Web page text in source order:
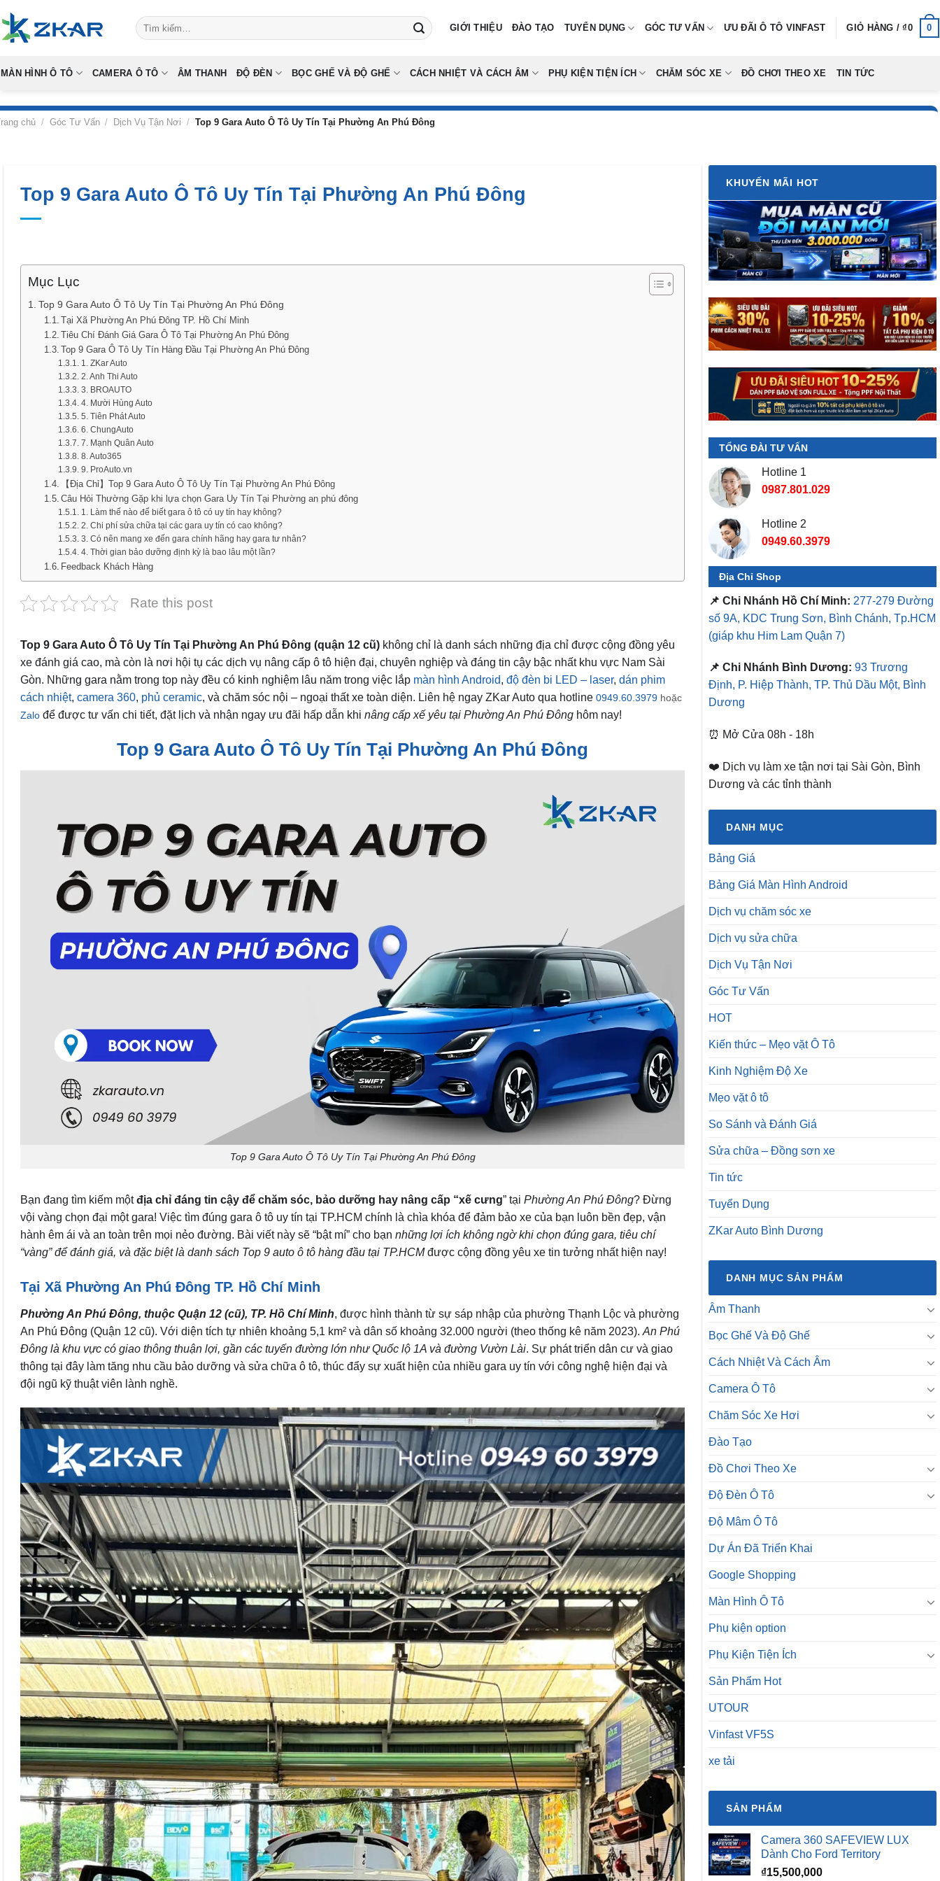
to
content
Tìm
kiếm:
GIỚI THIỆU ĐÀO TẠO TUYỂN DỤNG GÓC TƯ VẤN ƯU ĐÃI Ô TÔ VINFAST GIỎ HÀNG /₫0 0
MÀN HÌNH Ô TÔ CAMERA Ô TÔ ÂM THANH ĐỘ ĐÈN BỌC GHẾ VÀ ĐỘ GHẾ CÁCH NHIỆT VÀ CÁCH ÂM PHỤ KIỆN TIỆN ÍCH CHĂM SÓC XE ĐỒ CHƠI THEO XE TIN TỨC
chủ / Góc Tư Vấn / Dịch Vụ Tận Nơi / Top 9 Gara Auto Ô Tô Uy Tín Tại Phường An Phú Đông
Top 9 Gara Auto Ô Tô Uy Tín Tại Phường An Phú Đông
Mục Lục
Top 9 Gara Auto Ô Tô Uy Tín Tại Phường An Phú Đông
Tại Xã Phường An Phú Đông TP. Hồ Chí Minh
Tiêu Chí Đánh Giá Gara Ô Tô Tại Phường An Phú Đông
Top 9 Gara Ô Tô Uy Tín Hàng Đầu Tại Phường An Phú Đông
1. ZKar Auto
2. Anh Thi Auto
3. BROAUTO
4. Mười Hùng Auto
5. Tiên Phát Auto
6. ChungAuto
7. Mạnh Quân Auto
8. Auto365
9. ProAuto.vn
【Địa Chỉ】Top 9 Gara Auto Ô Tô Uy Tín Tại Phường An Phú Đông
Câu Hỏi Thường Gặp khi lựa chọn Gara Uy Tín Tại Phường an phú đông
1. Làm thế nào để biết gara ô tô có uy tín hay không?
2. Chi phí sửa chữa tại các gara uy tín có cao không?
3. Có nên mang xe đến gara chính hãng hay gara tư nhân?
4. Thời gian bảo dưỡng định kỳ là bao lâu một lần?
Feedback Khách Hàng
Rate this post
Top 9 Gara Auto Ô Tô Uy Tín Tại Phường An Phú Đông (quận 12 cũ) không chỉ là danh sách những địa chỉ được cộng đồng yêu
xe đánh giá cao, mà còn là nơi hội tụ các dịch vụ nâng cấp ô tô hiện đại, chuyên nghiệp và đáng tin cậy bậc nhất khu vực Nam Sài
Gòn. Những gara nằm trong top này đều có kinh nghiệm lâu năm trong việc lắp màn hình Android, độ đèn bi LED – laser, dán phim
cách nhiệt, camera 360, phủ ceramic, và chăm sóc nội – ngoại thất xe toàn diện. Liên hệ ngay ZKar Auto qua hotline 0949.60.3979 hoặc
Zalo để được tư vấn chi tiết, đặt lịch và nhận ngay ưu đãi hấp dẫn khi nâng cấp xế yêu tại Phường An Phú Đông hôm nay!
Top 9 Gara Auto Ô Tô Uy Tín Tại Phường An Phú Đông
Top 9 Gara Auto Ô Tô Uy Tín Tại Phường An Phú Đông
Bạn đang tìm kiếm mộtđịa chỉ đáng tin cậy để chăm sóc, bảo dưỡng hay nâng cấp “xế cưng” tại Phường An Phú Đông? Đừng
vội vàng chọn đại một gara! Việc tìm đúng gara ô tô uy tín tại TP.HCM chính là chìa khóa để đảm bảo xe của bạn luôn bền đẹp, vận
hành êm ái và an toàn trên mọi nẻo đường. Bài viết này sẽ “bật mí” cho bạn những lợi ích không ngờ khi chọn đúng gara, tiêu chí
“vàng” để đánh giá, và đặc biệt là danh sách Top 9 auto ô tô hàng đầu tại TP.HCMđược cộng đồng yêu xe tin tưởng nhất hiện nay!
Tại Xã Phường An Phú Đông TP. Hồ Chí Minh
Phường An Phú Đông, thuộc Quận 12 (cũ), TP. Hồ Chí Minh, được hình thành từ sự sáp nhập của phường Thạnh Lộc và phường
An Phú Đông (Quận 12 cũ). Với diện tích tự nhiên khoảng 5,1 km² và dân số khoảng 32.000 người (theo thống kê năm 2023). An Phú
Đông là khu vực có giao thông thuận lợi, gần các tuyến đường lớn như Quốc lộ 1A và đường Vườn Lài. Sự phát triển dân cư và giao
thông tại đây làm tăng nhu cầu bảo dưỡng và sửa chữa ô tô, thúc đẩy sự xuất hiện của nhiều gara uy tín với công nghệ hiện đại và
đội ngũ kỹ thuật viên lành nghề.
KHUYẾN MÃI HOT
TỔNG ĐÀI TƯ VẤN
Hotline 1
0987.801.029
Hotline 2
0949.60.3979
Địa Chỉ Shop
📌 Chi Nhánh Hồ Chí Minh: 277-279 Đường
số 9A, KDC Trung Sơn, Bình Chánh, Tp.HCM
(giáp khu Him Lam Quận 7)
📌 Chi Nhánh Bình Dương: 93 Trương
Định, P. Hiệp Thành, TP. Thủ Dầu Một, Bình
Dương
⏰ Mở Cửa 08h - 18h
❤️ Dịch vụ làm xe tận nơi tại Sài Gòn, Bình
Dương và các tỉnh thành
DANH MỤC
Bảng Giá
Bảng Giá Màn Hình Android
Dịch vụ chăm sóc xe
Dịch vụ sửa chữa
Dịch Vụ Tận Nơi
Góc Tư Vấn
HOT
Kiến thức – Mẹo vặt Ô Tô
Kinh Nghiệm Độ Xe
Mẹo vặt ô tô
So Sánh và Đánh Giá
Sửa chữa – Đồng sơn xe
Tin tức
Tuyển Dụng
ZKar Auto Bình Dương
DANH MỤC SẢN PHẨM
Âm Thanh
Bọc Ghế Và Độ Ghế
Cách Nhiệt Và Cách Âm
Camera Ô Tô
Chăm Sóc Xe Hơi
Đào Tạo
Đồ Chơi Theo Xe
Độ Đèn Ô Tô
Độ Mâm Ô Tô
Dự Án Đã Triển Khai
Google Shopping
Màn Hình Ô Tô
Phụ kiện option
Phụ Kiện Tiện Ích
Sản Phẩm Hot
UTOUR
Vinfast VF5S
xe tải
SẢN PHẨM
Camera 360 SAFEVIEW LUX
Dành Cho Ford Territory
₫15,500,000